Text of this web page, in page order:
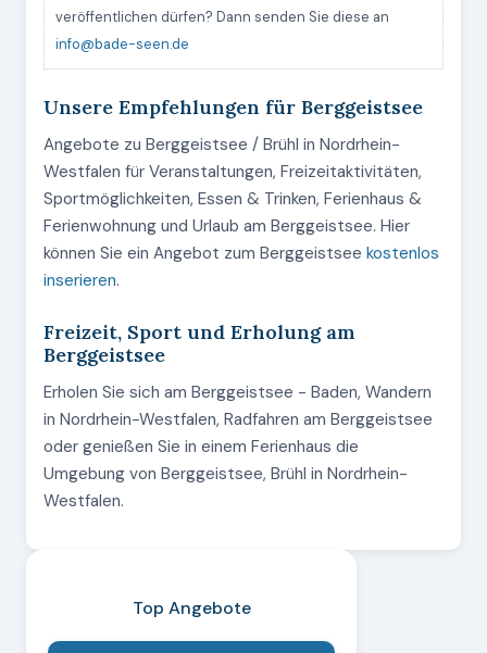
veröffentlichen dürfen? Dann senden Sie diese an
info@bade-seen.de
Unsere Empfehlungen für Berggeistsee
Angebote zu Berggeistsee / Brühl in Nordrhein-
Westfalen für Veranstaltungen, Freizeitaktivitäten,
Sportmöglichkeiten, Essen & Trinken, Ferienhaus &
Ferienwohnung und Urlaub am Berggeistsee. Hier
können Sie ein Angebot zum Berggeistsee kostenlos
inserieren.
Freizeit, Sport und Erholung am
Berggeistsee
Erholen Sie sich am Berggeistsee - Baden, Wandern
in Nordrhein-Westfalen, Radfahren am Berggeistsee
oder genießen Sie in einem Ferienhaus die
Umgebung von Berggeistsee, Brühl in Nordrhein-
Westfalen.
Top Angebote